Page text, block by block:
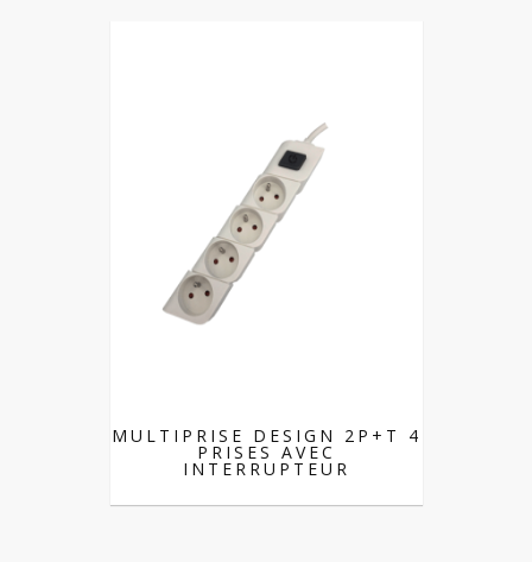
MULTIPRISE DESIGN 2P+T 4
PRISES AVEC
INTERRUPTEUR